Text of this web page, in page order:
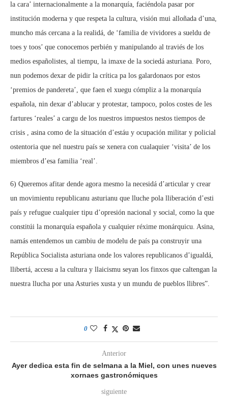
la cara’ internacionalmente a la monarquía, faciéndola pasar por
institución moderna y que respeta la cultura, visión mui alloñada d’una,
muncho más cercana a la realidá, de ‘familia de vividores a sueldu de
toes y toos’ que conocemos perbién y manipulando al traviés de los
medios españolistes, al tiempu, la imaxe de la sociedá asturiana. Poro,
nun podemos dexar de pidir la crítica pa los galardonaos por estos
‘premios de pandereta’, que faen el xuegu cómpliz a la monarquía
española, nin dexar d’ablucar y protestar, tampoco, polos costes de les
fartures ‘reales’ a cargu de los nuestros impuestos nestos tiempos de
crisis , asina como de la situación d’estáu y ocupación militar y policial
ostentoria que nel nuestru país se xenera con cualaquier ‘visita’ de los
miembros d’esa familia ‘real’.
6) Queremos afitar dende agora mesmo la necesidá d’articular y crear
un movimientu republicanu asturianu que lluche pola lliberación d’esti
país y refugue cualquier tipu d’opresión nacional y social, como la que
constitúi la monarquía española y cualquier réxime monárquicu. Asina,
namás entendemos un cambiu de modelu de país pa construyir una
República Socialista asturiana onde los valores republicanos d’igualdá,
llibertá, accesu a la cultura y llaicismu seyan los finxos que caltengan la
nuestra llucha por una Asturies xusta y un mundu de pueblos llibres”.
0
Anterior
Ayer dedica esta fin de selmana a la Miel, con unes nueves
xornaes gastronómiques
siguiente